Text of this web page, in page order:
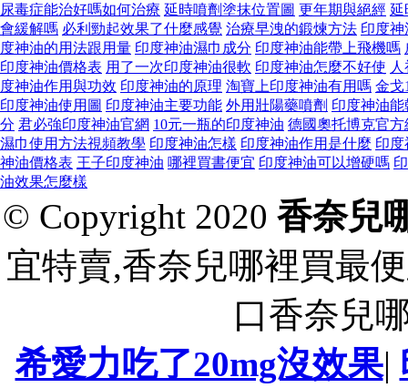
尿毒症能治好嗎如何治療 延時噴劑塗抹位置圖 更年期與絕經 延
會緩解嗎 必利勁起效果了什麼感覺 治療早洩的鍛煉方法 印度
度神油的用法跟用量 印度神油濕巾成分 印度神油能帶上飛機嗎
印度神油價格表 用了一次印度神油很軟 印度神油怎麼不好使
度神油作用與功效 印度神油的原理 淘寶上印度神油有用嗎 金戈
印度神油使用圖 印度神油主要功能 外用壯陽藥噴劑 印度神油能
分 君必強印度神油官網 10元一瓶的印度神油 德國奧托博克官方
濕巾使用方法視頻教學 印度神油怎樣 印度神油作用是什麼 印度
神油價格表 王子印度神油 哪裡買書便宜 印度神油可以增硬嗎
油效果怎麼樣
© Copyright 2020 香奈兒
宜特賣,香奈兒哪裡買最
口香奈兒
希愛力吃了20mg沒效果|